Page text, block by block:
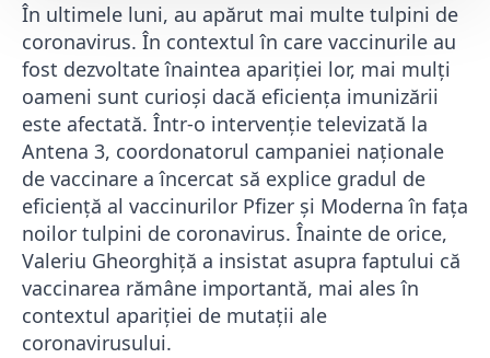
În ultimele luni, au apărut mai multe tulpini de
coronavirus. În contextul în care vaccinurile au
fost dezvoltate înaintea apariției lor, mai mulți
oameni sunt curioși dacă eficiența imunizării
este afectată. Într-o intervenție televizată la
Antena 3, coordonatorul campaniei naționale
de vaccinare a încercat să explice gradul de
eficiență al vaccinurilor Pfizer și Moderna în fața
noilor tulpini de coronavirus. Înainte de orice,
Valeriu Gheorghiță a insistat asupra faptului că
vaccinarea rămâne importantă, mai ales în
contextul apariției de mutații ale
coronavirusului.